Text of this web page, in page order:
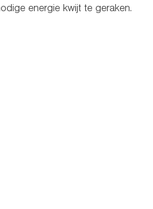
energie kwijt te geraken.